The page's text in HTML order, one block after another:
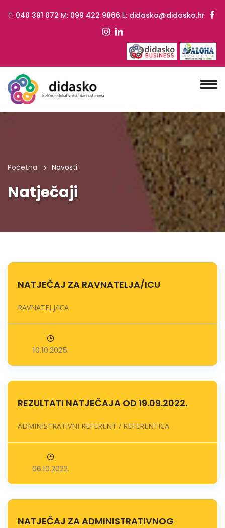
T: 040 391 072 M: 099 422 9866 E: didasko@didasko.hr
Početna Novosti
Natječaji
NATJEČAJ ZA RAVNATELJA/ICU
RAVNATELJ/ICA
10.10.2025.
REZULTATI NATJEČAJA OD 19.09.2022.
ADMINISTRATIVNI REFERENT / REFERENTICA
06.10.2022.
NATJEČAJ ZA ADMINISTRATIVNOG